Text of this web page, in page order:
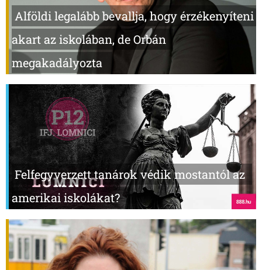
Alföldi legalább bevallja, hogy érzékenyíteni
akart az iskolában, de Orbán
megakadályozta
Felfegyverzett tanárok védik mostantól az
amerikai iskolákat?